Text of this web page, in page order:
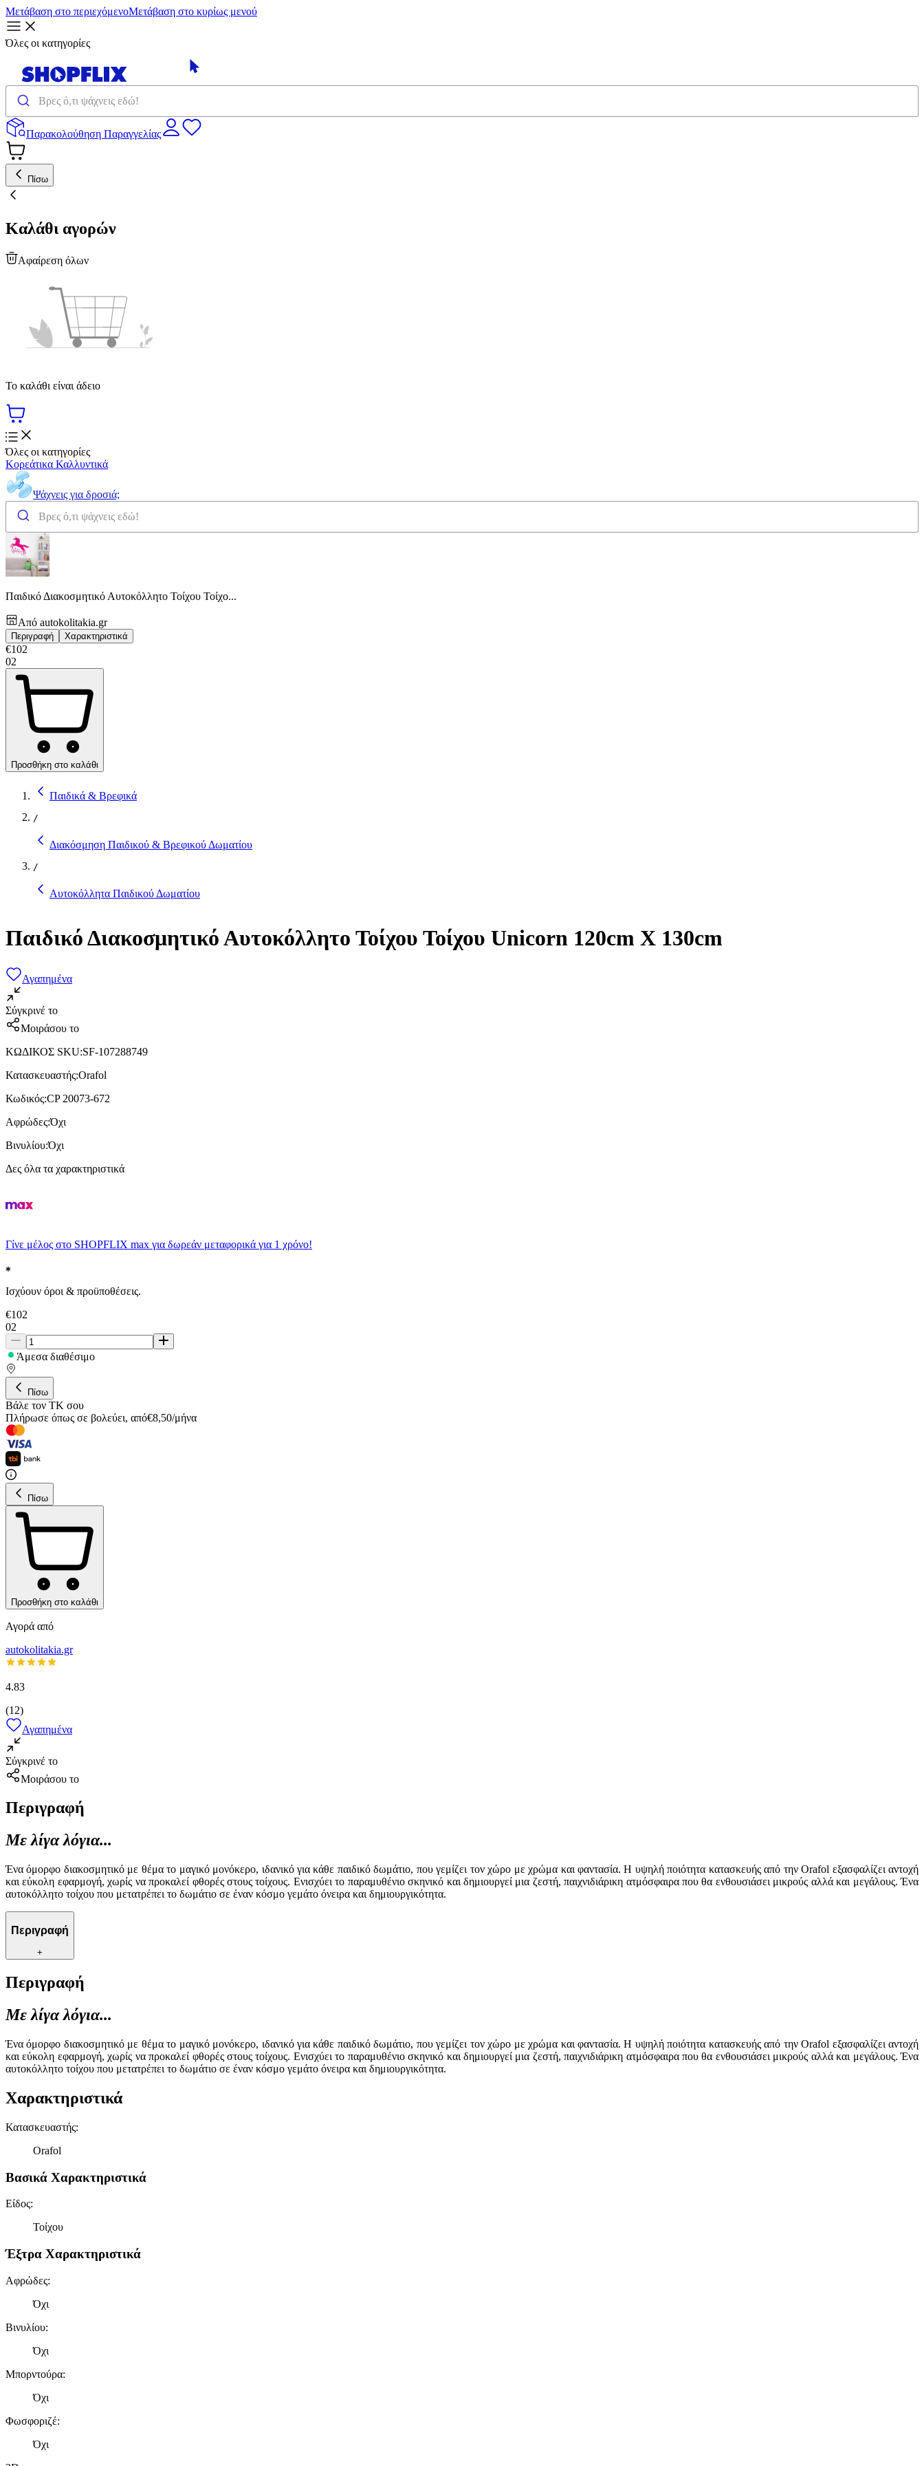
Μετάβαση στο περιεχόμενοΜετάβαση στο κυρίως μενού
Όλες οι κατηγορίες
Παρακολούθηση Παραγγελίας
Πίσω
Καλάθι αγορών
Αφαίρεση όλων
Το καλάθι είναι άδειο
Όλες οι κατηγορίες
Κορεάτικα Καλλυντικά
Ψάχνεις για δροσιά;
Παιδικό Διακοσμητικό Αυτοκόλλητο Τοίχου Τοίχο...
Από autokolitakia.gr
Περιγραφή Χαρακτηριστικά
€102
02
Προσθήκη στο καλάθι
Παιδικά & Βρεφικά
/
Διακόσμηση Παιδικού & Βρεφικού Δωματίου
/
Αυτοκόλλητα Παιδικού Δωματίου
Παιδικό Διακοσμητικό Αυτοκόλλητο Τοίχου Τοίχου Unicorn 120cm X 130cm
Αγαπημένα
Σύγκρινέ το
Μοιράσου το
ΚΩΔΙΚΟΣ SKU:SF-107288749
Κατασκευαστής:Orafol
Κωδικός:CP 20073-672
Αφρώδες:Όχι
Βινυλίου:Όχι
Δες όλα τα χαρακτηριστικά
Γίνε μέλος στο SHOPFLIX max για δωρεάν μεταφορικά για 1 χρόνο!
Ισχύουν όροι & προϋποθέσεις.
€102
02
Άμεσα διαθέσιμο
Πίσω
Βάλε τον ΤΚ σου
Πλήρωσε όπως σε βολεύει, από€8,50/μήνα
Πίσω
Προσθήκη στο καλάθι
Αγορά από
autokolitakia.gr
4.83
(12)
Αγαπημένα
Σύγκρινέ το
Μοιράσου το
Περιγραφή
Με λίγα λόγια...
Ένα όμορφο διακοσμητικό με θέμα το μαγικό μονόκερο, ιδανικό για κάθε παιδικό δωμάτιο, που γεμίζει τον χώρο με χρώμα και φαντασία. Η υψηλή ποιότητα κατασκευής από την Orafol εξασφαλίζει αντοχή
και εύκολη εφαρμογή, χωρίς να προκαλεί φθορές στους τοίχους. Ενισχύει το παραμυθένιο σκηνικό και δημιουργεί μια ζεστή, παιχνιδιάρικη ατμόσφαιρα που θα ενθουσιάσει μικρούς αλλά και μεγάλους. Ένα
αυτοκόλλητο τοίχου που μετατρέπει το δωμάτιο σε έναν κόσμο γεμάτο όνειρα και δημιουργικότητα.
Περιγραφή
+
Περιγραφή
Με λίγα λόγια...
Ένα όμορφο διακοσμητικό με θέμα το μαγικό μονόκερο, ιδανικό για κάθε παιδικό δωμάτιο, που γεμίζει τον χώρο με χρώμα και φαντασία. Η υψηλή ποιότητα κατασκευής από την Orafol εξασφαλίζει αντοχή
και εύκολη εφαρμογή, χωρίς να προκαλεί φθορές στους τοίχους. Ενισχύει το παραμυθένιο σκηνικό και δημιουργεί μια ζεστή, παιχνιδιάρικη ατμόσφαιρα που θα ενθουσιάσει μικρούς αλλά και μεγάλους. Ένα
αυτοκόλλητο τοίχου που μετατρέπει το δωμάτιο σε έναν κόσμο γεμάτο όνειρα και δημιουργικότητα.
Χαρακτηριστικά
Κατασκευαστής:
Orafol
Βασικά Χαρακτηριστικά
Είδος:
Τοίχου
Έξτρα Χαρακτηριστικά
Αφρώδες:
Όχι
Βινυλίου:
Όχι
Μπορντούρα:
Όχι
Φωσφοριζέ:
Όχι